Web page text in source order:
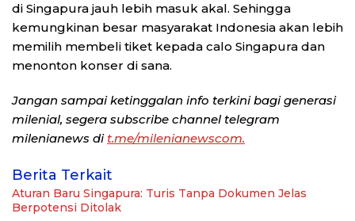
di Singapura jauh lebih masuk akal. Sehingga
kemungkinan besar masyarakat Indonesia akan lebih
memilih membeli tiket kepada calo Singapura dan
menonton konser di sana.
Jangan sampai ketinggalan info terkini bagi generasi
milenial, segera subscribe channel telegram
milenianews di t.me/milenianewscom.
Berita Terkait
Aturan Baru Singapura: Turis Tanpa Dokumen Jelas
Berpotensi Ditolak